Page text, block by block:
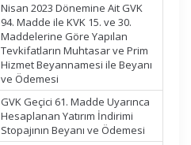
Nisan 2023 Dönemine Ait GVK
94. Madde ile KVK 15. ve 30.
Maddelerine Göre Yapılan
Tevkifatların Muhtasar ve Prim
Hizmet Beyannamesi ile Beyanı
ve Ödemesi
GVK Geçici 61. Madde Uyarınca
Hesaplanan Yatırım İndirimi
Stopajının Beyanı ve Ödemesi